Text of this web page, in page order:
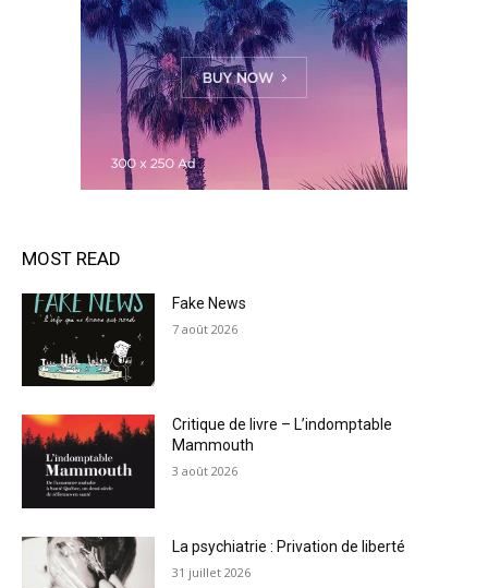
MOST READ
Fake News
7 août 2026
Critique de livre – L’indomptable
Mammouth
3 août 2026
La psychiatrie : Privation de liberté
31 juillet 2026